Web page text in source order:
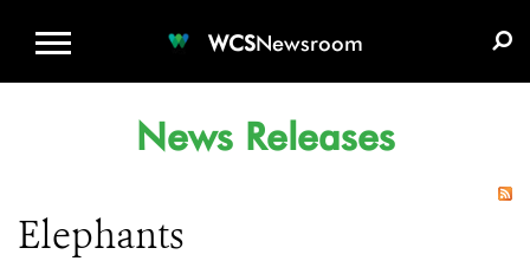
WCSNewsroom
News Releases
Elephants